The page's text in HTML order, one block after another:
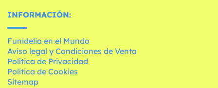
INFORMACIÓN:
Funidelia en el Mundo
Aviso legal y Condiciones de Venta
Política de Privacidad
Política de Cookies
Sitemap